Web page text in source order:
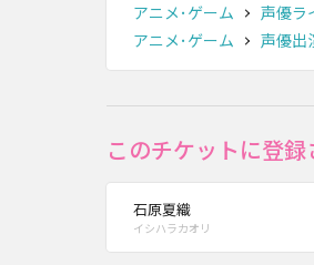
アニメ･ゲーム
声優ラ
アニメ･ゲーム
声優出
このチケットに登
石原夏織
イシハラカオリ